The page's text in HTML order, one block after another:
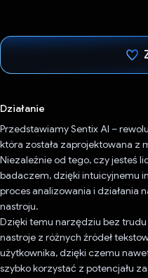
Działanie
Przedstawiamy Sentix AI –
która została zaprojektowana z
Niezależnie od tego, czy jesteś
badaczem, dzięki intuicyjnemu
proces analizowania i działania
nastroju.
Dzięki temu narzędziu bez
nastroje z różnych źródeł
użytkownika, dzięki czemu
szybko korzystać z potencjału